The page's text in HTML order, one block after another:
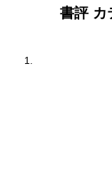
書評 カ